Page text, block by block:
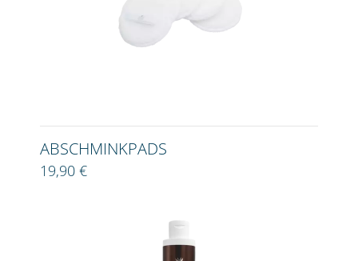
ABSCHMINKPADS
19,90 €